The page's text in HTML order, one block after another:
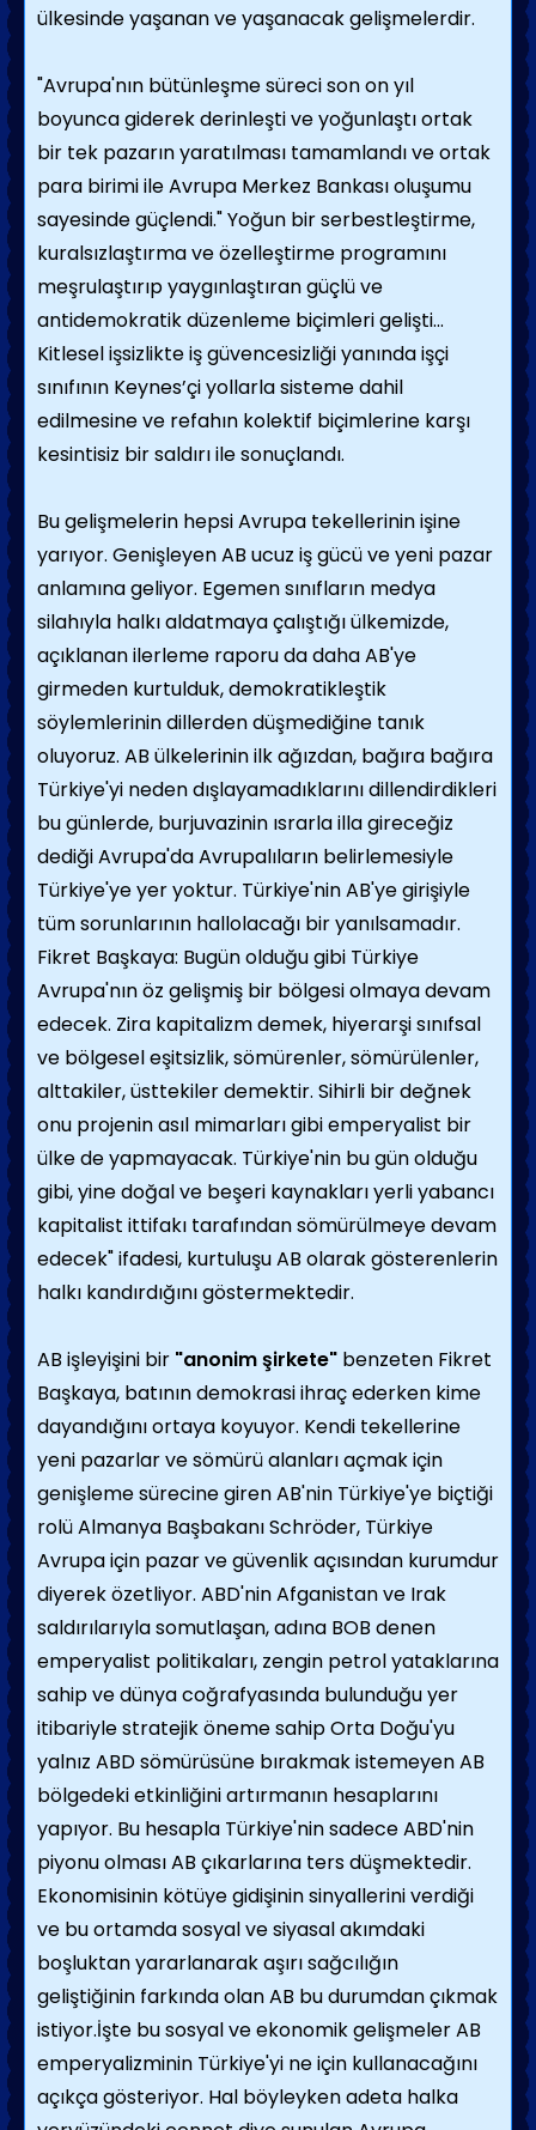
ülkesinde yaşanan ve yaşanacak gelişmelerdir.
"Avrupa'nın bütünleşme süreci son on yıl
boyunca giderek derinleşti ve yoğunlaştı ortak
bir tek pazarın yaratılması tamamlandı ve ortak
para birimi ile Avrupa Merkez Bankası oluşumu
sayesinde güçlendi." Yoğun bir serbestleştirme,
kuralsızlaştırma ve özelleştirme programını
meşrulaştırıp yaygınlaştıran güçlü ve
antidemokratik düzenleme biçimleri gelişti...
Kitlesel işsizlikte iş güvencesizliği yanında işçi
sınıfının Keynes’çi yollarla sisteme dahil
edilmesine ve refahın kolektif biçimlerine karşı
kesintisiz bir saldırı ile sonuçlandı.
Bu gelişmelerin hepsi Avrupa tekellerinin işine
yarıyor. Genişleyen AB ucuz iş gücü ve yeni pazar
anlamına geliyor. Egemen sınıfların medya
silahıyla halkı aldatmaya çalıştığı ülkemizde,
açıklanan ilerleme raporu da daha AB'ye
girmeden kurtulduk, demokratikleştik
söylemlerinin dillerden düşmediğine tanık
oluyoruz. AB ülkelerinin ilk ağızdan, bağıra bağıra
Türkiye'yi neden dışlayamadıklarını dillendirdikleri
bu günlerde, burjuvazinin ısrarla illa gireceğiz
dediği Avrupa'da Avrupalıların belirlemesiyle
Türkiye'ye yer yoktur. Türkiye'nin AB'ye girişiyle
tüm sorunlarının hallolacağı bir yanılsamadır.
Fikret Başkaya: Bugün olduğu gibi Türkiye
Avrupa'nın öz gelişmiş bir bölgesi olmaya devam
edecek. Zira kapitalizm demek, hiyerarşi sınıfsal
ve bölgesel eşitsizlik, sömürenler, sömürülenler,
alttakiler, üsttekiler demektir. Sihirli bir değnek
onu projenin asıl mimarları gibi emperyalist bir
ülke de yapmayacak. Türkiye'nin bu gün olduğu
gibi, yine doğal ve beşeri kaynakları yerli yabancı
kapitalist ittifakı tarafından sömürülmeye devam
edecek" ifadesi, kurtuluşu AB olarak gösterenlerin
halkı kandırdığını göstermektedir.
AB işleyişini bir "anonim şirkete" benzeten Fikret
Başkaya, batının demokrasi ihraç ederken kime
dayandığını ortaya koyuyor. Kendi tekellerine
yeni pazarlar ve sömürü alanları açmak için
genişleme sürecine giren AB'nin Türkiye'ye biçtiği
rolü Almanya Başbakanı Schröder, Türkiye
Avrupa için pazar ve güvenlik açısından kurumdur
diyerek özetliyor. ABD'nin Afganistan ve Irak
saldırılarıyla somutlaşan, adına BOB denen
emperyalist politikaları, zengin petrol yataklarına
sahip ve dünya coğrafyasında bulunduğu yer
itibariyle stratejik öneme sahip Orta Doğu'yu
yalnız ABD sömürüsüne bırakmak istemeyen AB
bölgedeki etkinliğini artırmanın hesaplarını
yapıyor. Bu hesapla Türkiye'nin sadece ABD'nin
piyonu olması AB çıkarlarına ters düşmektedir.
Ekonomisinin kötüye gidişinin sinyallerini verdiği
ve bu ortamda sosyal ve siyasal akımdaki
boşluktan yararlanarak aşırı sağcılığın
geliştiğinin farkında olan AB bu durumdan çıkmak
istiyor.İşte bu sosyal ve ekonomik gelişmeler AB
emperyalizminin Türkiye'yi ne için kullanacağını
açıkça gösteriyor. Hal böyleyken adeta halka